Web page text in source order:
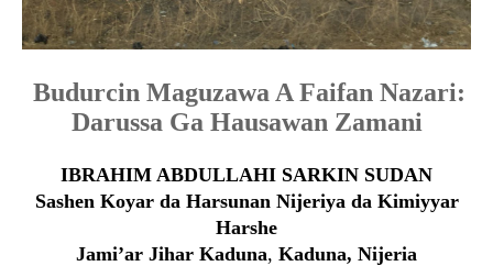
Budurcin Maguzawa A Faifan Nazari:
Darussa Ga Hausawan Zamani
IBRAHIM ABDULLAHI SARKIN SUDAN
Sashen Koyar da Harsunan Nijeriya da Kimiyyar
Harshe
Jami’ar Jihar Kaduna, Kaduna, Nijeria